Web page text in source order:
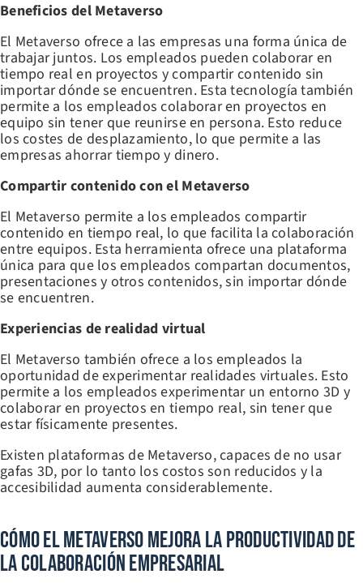
Beneficios del Metaverso
El Metaverso ofrece a las empresas una forma única de
trabajar juntos. Los empleados pueden colaborar en
tiempo real en proyectos y compartir contenido sin
importar dónde se encuentren. Esta tecnología también
permite a los empleados colaborar en proyectos en
equipo sin tener que reunirse en persona. Esto reduce
los costes de desplazamiento, lo que permite a las
empresas ahorrar tiempo y dinero.
Compartir contenido con el Metaverso
El Metaverso permite a los empleados compartir
contenido en tiempo real, lo que facilita la colaboración
entre equipos. Esta herramienta ofrece una plataforma
única para que los empleados compartan documentos,
presentaciones y otros contenidos, sin importar dónde
se encuentren.
Experiencias de realidad virtual
El Metaverso también ofrece a los empleados la
oportunidad de experimentar realidades virtuales. Esto
permite a los empleados experimentar un entorno 3D y
colaborar en proyectos en tiempo real, sin tener que
estar físicamente presentes.
Existen plataformas de Metaverso, capaces de no usar
gafas 3D, por lo tanto los costos son reducidos y la
accesibilidad aumenta considerablemente.
Cómo El Metaverso Mejora La Productividad De
La Colaboración Empresarial